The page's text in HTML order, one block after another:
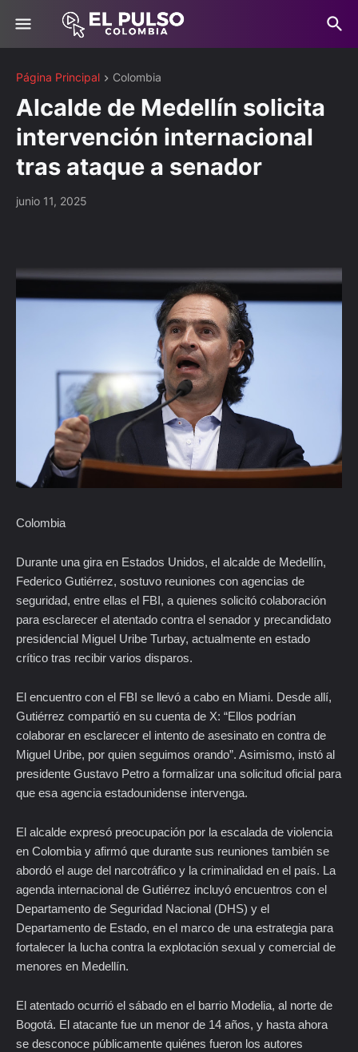
Página Principal Colombia
Alcalde de Medellín solicita
intervención internacional
tras ataque a senador
junio 11, 2025
Colombia
Durante una gira en Estados Unidos, el alcalde de Medellín,
Federico Gutiérrez, sostuvo reuniones con agencias de
seguridad, entre ellas el FBI, a quienes solicitó colaboración
para esclarecer el atentado contra el senador y precandidato
presidencial Miguel Uribe Turbay, actualmente en estado
crítico tras recibir varios disparos.
El encuentro con el FBI se llevó a cabo en Miami. Desde allí,
Gutiérrez compartió en su cuenta de X: “Ellos podrían
colaborar en esclarecer el intento de asesinato en contra de
Miguel Uribe, por quien seguimos orando”. Asimismo, instó al
presidente Gustavo Petro a formalizar una solicitud oficial para
que esa agencia estadounidense intervenga.
El alcalde expresó preocupación por la escalada de violencia
en Colombia y afirmó que durante sus reuniones también se
abordó el auge del narcotráfico y la criminalidad en el país. La
agenda internacional de Gutiérrez incluyó encuentros con el
Departamento de Seguridad Nacional (DHS) y el
Departamento de Estado, en el marco de una estrategia para
fortalecer la lucha contra la explotación sexual y comercial de
menores en Medellín.
El atentado ocurrió el sábado en el barrio Modelia, al norte de
Bogotá. El atacante fue un menor de 14 años, y hasta ahora
se desconoce públicamente quiénes fueron los autores